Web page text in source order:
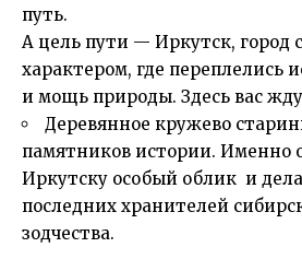
путь.
А цель пути — Иркутск, город
характером, где переплелись
и мощь природы. Здесь вас
Деревянное кружево
памятников истории. Именно
Иркутску особый облик и
последних хранителей
зодчества.